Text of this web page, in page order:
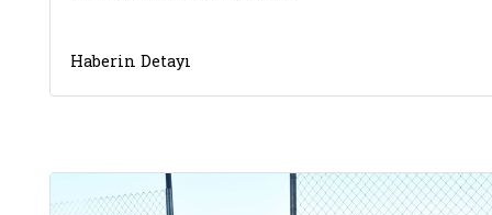
Haberin Detayı